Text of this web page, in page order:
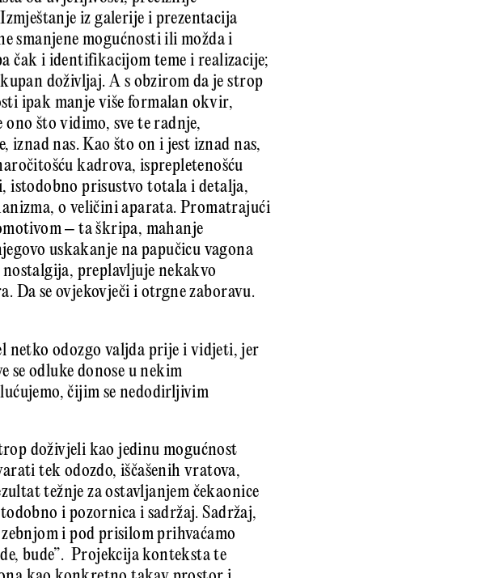
iz galerije i prezentacija
smanjene mogućnosti ili možda i
čak i identifikacijom teme i realizacije;
doživljaj. A s obzirom da je strop
ipak manje više formalan okvir,
što vidimo, sve te radnje,
nas. Kao što on i jest iznad nas,
kadrova, isprepletenošću
istodobno prisustvo totala i detalja,
o veličini aparata. Promatrajući
– ta škripa, mahanje
uskakanje na papučicu vagona
preplavljuje nekakvo
Da se ovjekovječi i otrgne zaboravu.
netko odozgo valjda prije i vidjeti, jer
se odluke donose u nekim
čijim se nedodirljivim
doživjeli kao jedinu mogućnost
tek odozdo, iščašenih vratova,
težnje za ostavljanjem čekaonice
i pozornica i sadržaj. Sadržaj,
i pod prisilom prihvaćamo
bude”. Projekcija konteksta te